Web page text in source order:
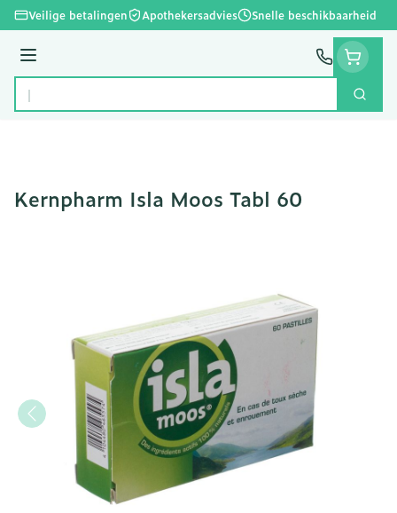
Ga naar de inhoud
Veilige betalingen Apothekersadvies Snelle beschikbaarheid
Menu
Product, merk, categorie...
Zoek
Kernpharm Isla Moos Tabl 60